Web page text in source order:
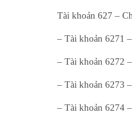
Tài khoản 627 –
– Tài khoản 6271
– Tài khoản 6272
– Tài khoản 6273
– Tài khoản 6274